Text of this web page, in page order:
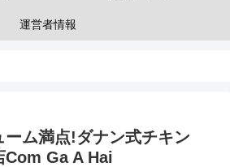
運営者情報
ーム満点!ダナン式チキン
Com Ga A Hai